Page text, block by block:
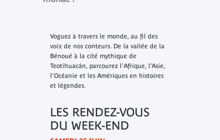
Voguez à travers le monde, au fil des
voix de nos conteurs. De la vallée de la
Bénoué à la cité mythique de
Teotihuacán, parcourez l'Afrique, l’Asie,
l’Océanie et les Amériques en histoires
et légendes.
LES RENDEZ-VOUS
DU WEEK-END